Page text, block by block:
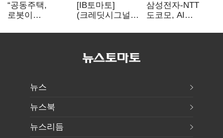
“공동주택,
로봇이
현대차그룹의
[IB토마토]
(크레딧시그널)
반등에도
순차입금 2조
삼성전자-NTT
도코모, AI
최적화 기술 검증
뉴스
뉴스북
뉴스리듬